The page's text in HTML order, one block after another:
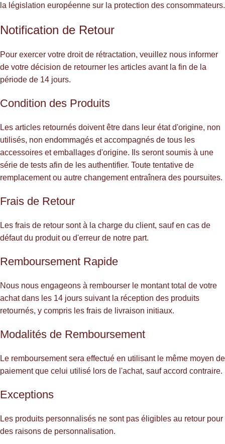
la législation européenne sur la protection des consommateurs.
Notification de Retour
Pour exercer votre droit de rétractation, veuillez nous informer
de votre décision de retourner les articles avant la fin de la
période de 14 jours.
Condition des Produits
Les articles retournés doivent être dans leur état d'origine, non
utilisés, non endommagés et accompagnés de tous les
accessoires et emballages d'origine. Ils seront soumis à une
série de tests afin de les authentifier. Toute tentative de
remplacement ou autre changement entraînera des poursuites.
Frais de Retour
Les frais de retour sont à la charge du client, sauf en cas de
défaut du produit ou d'erreur de notre part.
Remboursement Rapide
Nous nous engageons à rembourser le montant total de votre
achat dans les 14 jours suivant la réception des produits
retournés, y compris les frais de livraison initiaux.
Modalités de Remboursement
Le remboursement sera effectué en utilisant le même moyen de
paiement que celui utilisé lors de l'achat, sauf accord contraire.
Exceptions
Les produits personnalisés ne sont pas éligibles au retour pour
des raisons de personnalisation.